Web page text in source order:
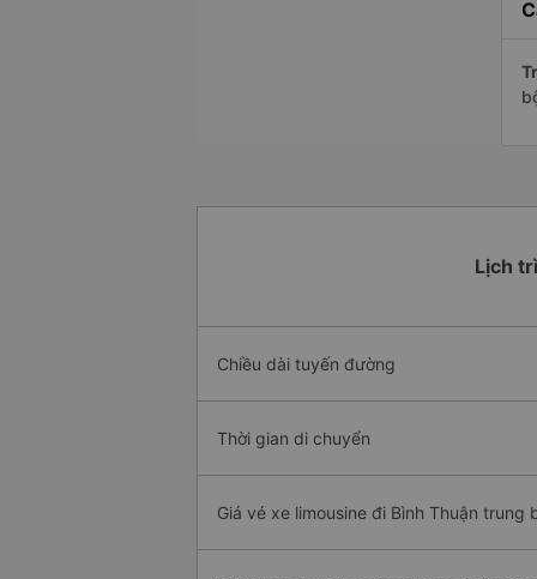
Lịch
Chiều dài tuyến đường
Thời gian di chuyển
Giá vé xe limousine đi Bình Thuận trung